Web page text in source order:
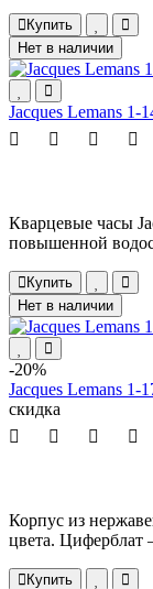
Купить
Нет в наличии
Jacques Lemans 1-
Кварцевые часы
повышенной
Купить
Нет в наличии
-20%
Jacques Lemans 1-
скидка
Корпус из
цвета. Циферблат
Купить